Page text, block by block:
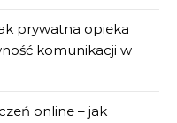
prywatna opieka
komunikacji w
online – jak